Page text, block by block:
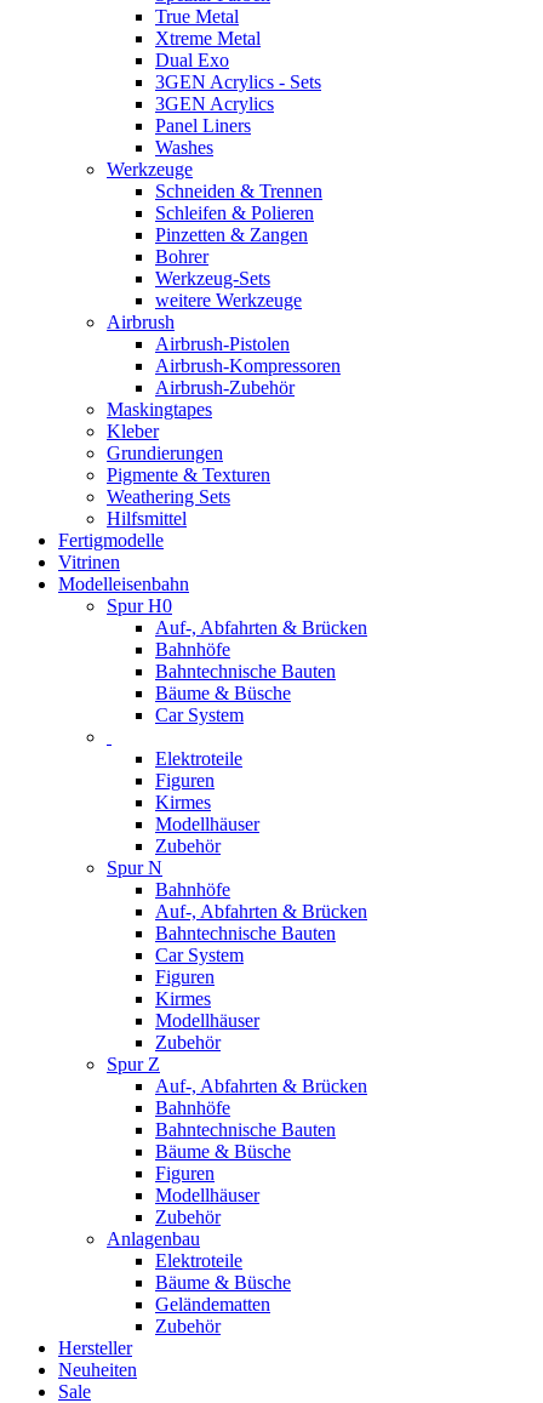
True Metal
Xtreme Metal
Dual Exo
3GEN Acrylics - Sets
3GEN Acrylics
Panel Liners
Washes
Werkzeuge
Schneiden & Trennen
Schleifen & Polieren
Pinzetten & Zangen
Bohrer
Werkzeug-Sets
weitere Werkzeuge
Airbrush
Airbrush-Pistolen
Airbrush-Kompressoren
Airbrush-Zubehör
Maskingtapes
Kleber
Grundierungen
Pigmente & Texturen
Weathering Sets
Hilfsmittel
Fertigmodelle
Vitrinen
Modelleisenbahn
Spur H0
Auf-, Abfahrten & Brücken
Bahnhöfe
Bahntechnische Bauten
Bäume & Büsche
Car System
Elektroteile
Figuren
Kirmes
Modellhäuser
Zubehör
Spur N
Bahnhöfe
Auf-, Abfahrten & Brücken
Bahntechnische Bauten
Car System
Figuren
Kirmes
Modellhäuser
Zubehör
Spur Z
Auf-, Abfahrten & Brücken
Bahnhöfe
Bahntechnische Bauten
Bäume & Büsche
Figuren
Modellhäuser
Zubehör
Anlagenbau
Elektroteile
Bäume & Büsche
Geländematten
Zubehör
Hersteller
Neuheiten
Sale